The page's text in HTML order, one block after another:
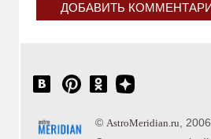
ДОБАВИТЬ
© AstroMeridian.ru ,